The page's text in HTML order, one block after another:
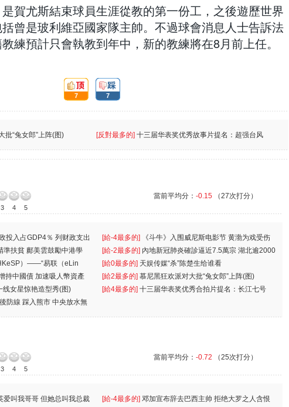
賀尤斯結束球員生涯從教的第一份工，之後遊歷世界
曾是玻利維亞國家隊主帥。不過球會消息人士告訴法
練預計只會執教到年中，新的教練將在8月前上任。
頂:
7
踩:
7
批“兔女郎”上阵(图) [反對最多的] 十三届华表奖优秀故事片提名：超强台风
3 4 5
當前平均分： -0.15 （27次打分）
投入占GDP4％ 列财政支出
[給-4最多的]
《斗牛》入围威尼斯电影节 黄渤为戏受伤
一
準扶貧 鄺美雲鼓勵中港學
[給-2最多的] 內地新冠肺炎確診逼近7.5萬宗 湖北逾2000
人
）——“易联（eLin
[給0最多的] 天娱传媒“杀”陈楚生给谁看
持中國債 加速吸人幣資產 [給2最多的] 慕尼黑狂欢派对大批“兔女郎”上阵(图)
线女星惊艳造型秀(图) [給4最多的] 十三届华表奖优秀合拍片提名：长江七号
防線 踩入熊市 中央放水無
3 4 5
當前平均分： -0.72 （25次打分）
爱叫我哥哥 但她总叫我总裁
[給-4最多的] 邓加宣布辞去巴西主帅 拒绝大罗之人含恨